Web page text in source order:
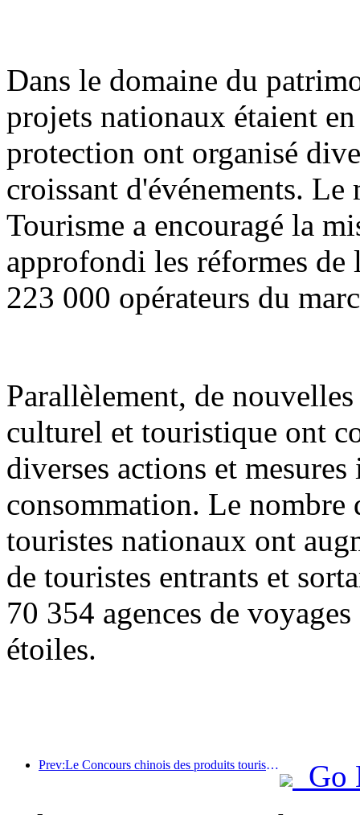
Dans le domaine du
projets nationaux étaient
protection ont organisé
croissant d'événements.
Tourisme a encouragé la
approfondi les réformes
223 000 opérateurs du
Parallèlement, de
culturel et touristique ont
diverses actions et
consommation. Le nombre
touristes nationaux ont
de touristes entrants et
70 354 agences de
étoiles.
Prev:Le Concours chinois des produits touristiques s'est tenu avec succès à Xiangtan, dans le Hunan.
Go